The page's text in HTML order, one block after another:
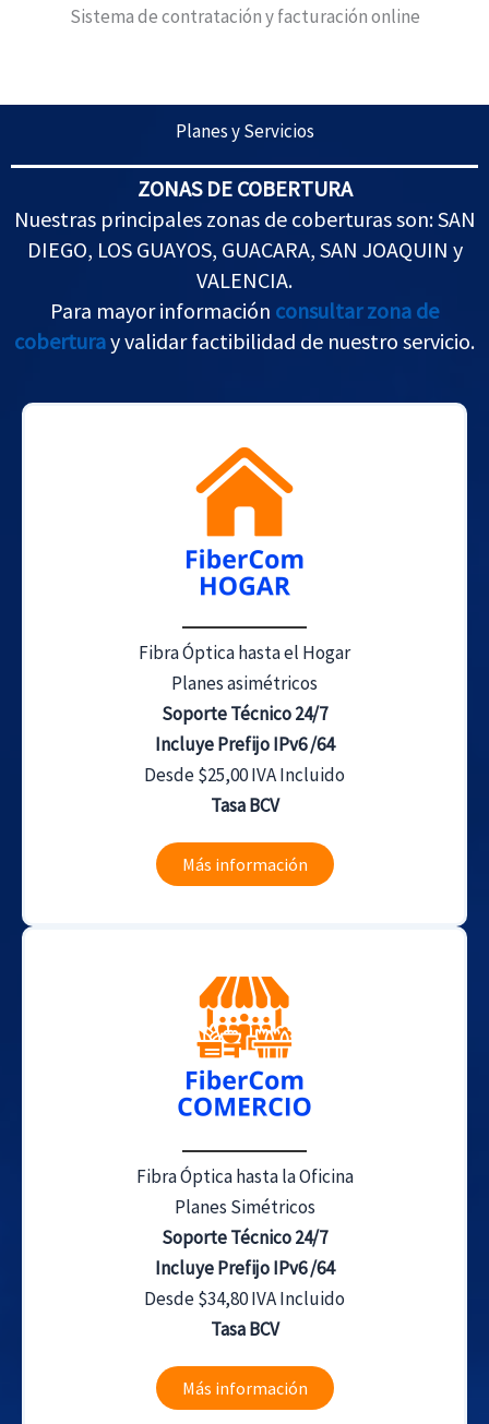
Sistema de contratación y facturación online
Planes y Servicios
ZONAS DE COBERTURA
Nuestras principales zonas de coberturas son: SAN
DIEGO, LOS GUAYOS, GUACARA, SAN JOAQUIN y
VALENCIA.
Para mayor información consultar zona de
coberturay validar factibilidad de nuestro servicio.
Fibra Óptica hasta el Hogar
Planes asimétricos
Soporte Técnico 24/7
Incluye Prefijo IPv6 /64
Desde $25,00 IVA Incluido
Tasa BCV
Más información
Fibra Óptica hasta la Oficina
Planes Simétricos
Soporte Técnico 24/7
Incluye Prefijo IPv6 /64
Desde $34,80 IVA Incluido
Tasa BCV
Más información